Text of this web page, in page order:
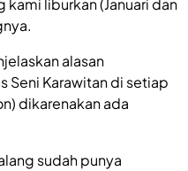
kami liburkan (Januari dan
alasan
Seni Karawitan di setiap
dikarenakan ada
sudah punya